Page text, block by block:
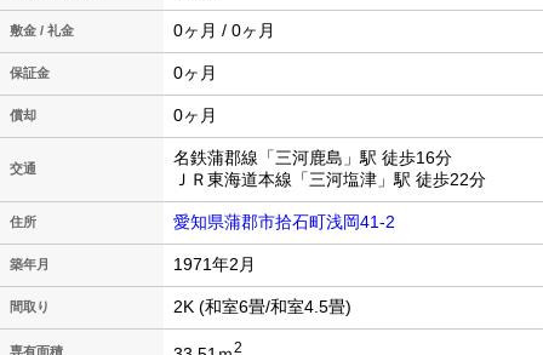
敷金 / 礼金 0ヶ月 / 0ヶ月
保証金 0ヶ月
償却 0ヶ月
交通
名鉄蒲郡線「三河鹿島」駅 徒歩16分
ＪＲ東海道本線「三河塩津」駅 徒歩22分
住所 愛知県蒲郡市拾石町浅岡41-2
築年月 1971年2月
間取り 2K (和室6畳/和室4.5畳)
専有面積 2